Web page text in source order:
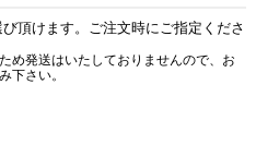
頂けます。ご注文時にご指定くださ
め発送はいたしておりませんので、お
下さい。